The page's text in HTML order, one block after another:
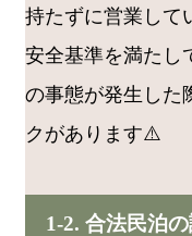
持たずに営業して
安全基準を満たし
の事態が発生した
クがあります⚠️
1-2. 合法民泊